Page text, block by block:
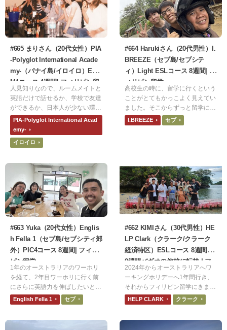
のタイミングで決意をしました。
ていました。
#665 まりさん（20代女性）PIA
-Polyglot International Acade
my-（パナイ島/イロイロ）EXA
M1コース 4週間| フィリピン留
学
人見知りなので、ルームメイトと
英語だけで話せるか、学校で友達
ができるか、日本人が少ない環境
で4週間過ごせるかなど、不安が
ありました。実際に行ってみる
と、そんな不安はどうでもよくな
るくらい毎日が楽しく、4週間は
友達ができ、帰国後も連絡を取り
合ったり、実際に会ったりしてい
ます。英語の勉強だけでなく、一
生忘れない大切な思い出になりま
した。
PIA-Polyglot International Acad
emy-
イロイロ
#664 Harukiさん（20代男性）I.
BREEZE（セブ島/セブシテ
ィ）Light ESLコース 8週間| フ
ィリピン留学
高校生の時に、留学に行くという
ことがとてもかっこよく見えてい
ました。そこからずっと留学に対
して憧れがあって、ついにその夢
を叶えることができました。留学
よかったです。
I.BREEZE セブ
#663 Yuka（20代女性）Englis
h Fella 1（セブ島/セブシティ郊
外）PIC4コース 8週間| フィリ
ピン留学
1年のオーストラリアのワーホリ
を経て、2年目ワーホリに行く前
にさらに英語力を伸ばしたいと思
ったからフィリピン留学を選びま
した。不安だった点は、年齢のギ
English Fella 1 セブ
#662 KIMIさん（30代男性）HE
LP Clark（クラーク/クラーク
経済特区）ESLコース 8週間+1
0週間バギオの他校に転校 | フ
ィリピン留学
2024年からオーストラリアへワ
ーキングホリデーへ1年間行き、
それからフィリピン留学にきまし
た。オーストラリアでせっかく英
語に触れたので、勉学としての英
HELP CLARK クラーク